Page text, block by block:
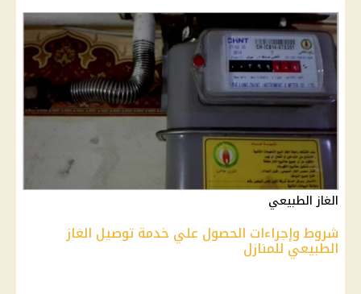
الغاز الطبيعي
شروط وإجراءات الحصول علي خدمة توصيل الغاز
الطبيعي للمنازل